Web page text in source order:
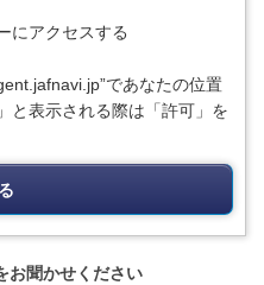
にアクセスする
であなたの位置
と表示される際は「許可」を
お聞かせください